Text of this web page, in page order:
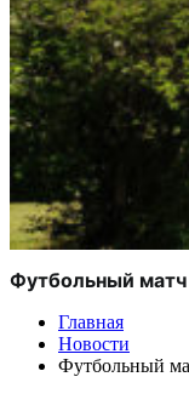
Футбольный
Главная
Новости
Футбольный